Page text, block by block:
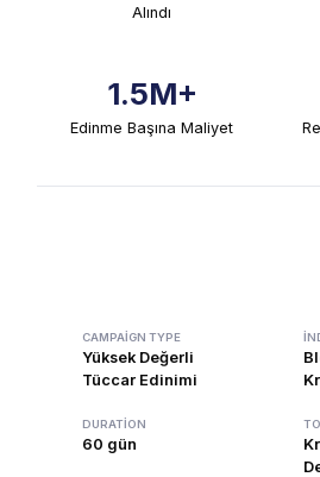
Alındı
1.5M+
Edinme Başına Maliyet
CAMPAIGN TYPE
Yüksek Değerli
Tüccar Edinimi
DURATION
60 gün